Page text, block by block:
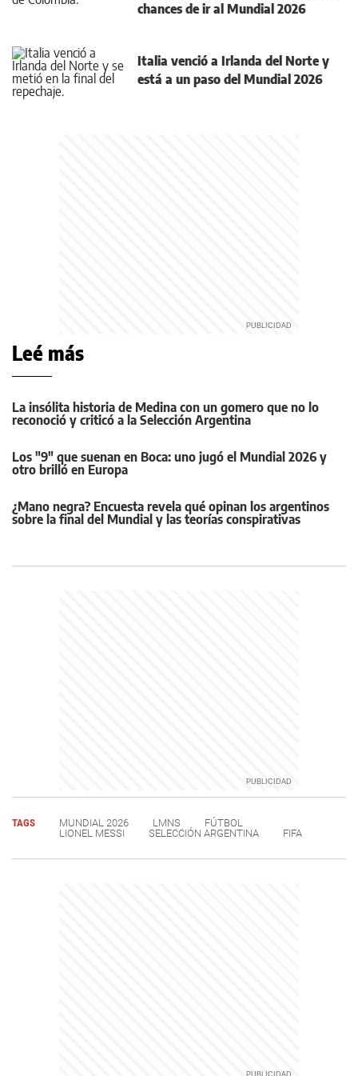
chances de ir al Mundial 2026
Italia venció a Irlanda del Norte y
está a un paso del Mundial 2026
Leé más
La insólita historia de Medina con un gomero que no lo
reconoció y criticó a la Selección Argentina
Los "9" que suenan en Boca: uno jugó el Mundial 2026 y
otro brilló en Europa
¿Mano negra? Encuesta revela qué opinan los argentinos
sobre la final del Mundial y las teorías conspirativas
TAGS MUNDIAL 2026 LMNS
FÚTBOL
LIONEL MESSI
SELECCIÓN ARGENTINA FIFA